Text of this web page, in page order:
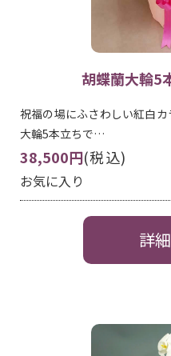
胡蝶蘭大輪
祝福の場にふさわしい紅白
大輪5本立ちで…
38,500円(税込)
お気に入り
詳